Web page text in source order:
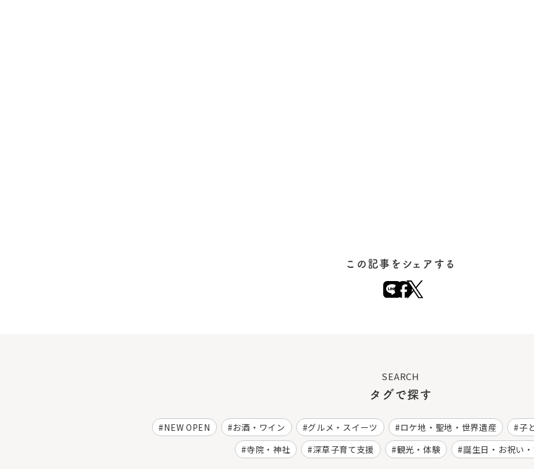
この記事をシェアする
SEARCH
タグで探す
NEW OPEN お酒・ワイン グルメ・スイーツ ロケ地・聖地・世界遺産
子
寺院・神社
深草子育て支援 観光・体験 誕生日・お祝い